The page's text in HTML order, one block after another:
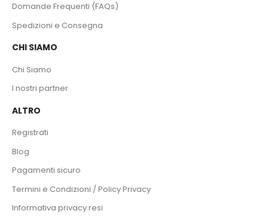
Domande Frequenti (FAQs)
Spedizioni e Consegna
CHI SIAMO
Chi Siamo
I nostri partner
ALTRO
Registrati
Blog
Pagamenti sicuro
Termini e Condizioni / Policy Privacy
Informativa privacy resi